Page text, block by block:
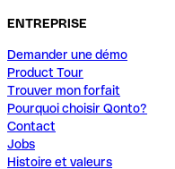
ENTREPRISE
Demander une démo
Product Tour
Trouver mon forfait
Pourquoi choisir Qonto?
Contact
Jobs
Histoire et valeurs